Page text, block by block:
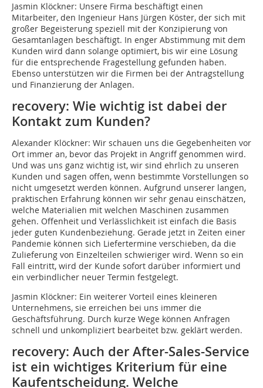
Jasmin Klöckner: Unsere Firma beschäftigt einen
Mitarbeiter, den Ingenieur Hans Jürgen Köster, der sich mit
großer Begeisterung speziell mit der Konzipierung von
Gesamtanlagen beschäftigt. In enger Abstimmung mit dem
Kunden wird dann solange optimiert, bis wir eine Lösung
für die entsprechende Fragestellung gefunden haben.
Ebenso unterstützen wir die Firmen bei der Antragstellung
und Finanzierung der Anlagen.
recovery: Wie wichtig ist dabei der
Kontakt zum Kunden?
Alexander Klöckner: Wir schauen uns die Gegebenheiten vor
Ort immer an, bevor das Projekt in Angriff genommen wird.
Und was uns ganz wichtig ist, wir sind ehrlich zu unseren
Kunden und sagen offen, wenn bestimmte Vorstellungen so
nicht umgesetzt werden können. Aufgrund unserer langen,
praktischen Erfahrung können wir sehr genau einschätzen,
welche Materialien mit welchen Maschinen zusammen
gehen. Offenheit und Verlässlichkeit ist einfach die Basis
jeder guten Kundenbeziehung. Gerade jetzt in Zeiten einer
Pandemie können sich Liefertermine verschieben, da die
Zulieferung von Einzelteilen schwieriger wird. Wenn so ein
Fall eintritt, wird der Kunde sofort darüber informiert und
ein verbindlicher neuer Termin festgelegt.
Jasmin Klöckner: Ein weiterer Vorteil eines kleineren
Unternehmens, sie erreichen bei uns immer die
Geschäftsführung. Durch kurze Wege können Anfragen
schnell und unkompliziert bearbeitet bzw. geklärt werden.
recovery: Auch der After-Sales-Service
ist ein wichtiges Kriterium für eine
Kaufentscheidung. Welche